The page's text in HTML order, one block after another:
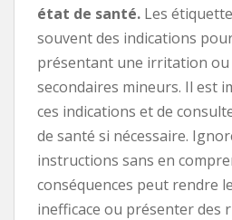
état de santé. Les
souvent des indications
présentant une irritation ou
secondaires mineurs. Il est
ces indications et de
de santé si nécessaire.
instructions sans en
conséquences peut rendre
inefficace ou présenter des